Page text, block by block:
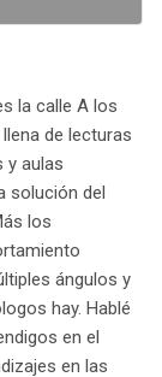
la calle A los
de lecturas
y aulas
solución del
los
ángulos y
hay. Hablé
en el
en las